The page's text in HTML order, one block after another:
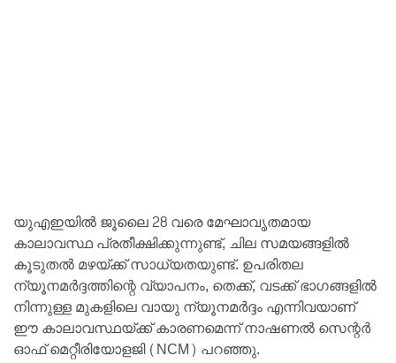
യുഎഇയിൽ ജൂലൈ 28 വരെ മേഘാവൃതമായ
കാലാവസ്ഥ പ്രതീക്ഷിക്കുന്നുണ്ട്, ചില സമയങ്ങളിൽ
കൂടുതൽ മഴയ്ക്ക് സാധ്യതയുണ്ട്. ഉപരിതല
ന്യൂനമർദ്ദത്തിന്റെ വ്യാപനം, തെക്ക്, വടക്ക് ഭാഗങ്ങളിൽ
നിന്നുള്ള മുകളിലെ വായു ന്യൂനമർദ്ദം എന്നിവയാണ്
ഈ കാലാവസ്ഥയ്ക്ക് കാരണമെന്ന് നാഷണൽ സെന്റർ
ഓഫ് മെറ്റീരിയോളജി (NCM) പറഞ്ഞു.